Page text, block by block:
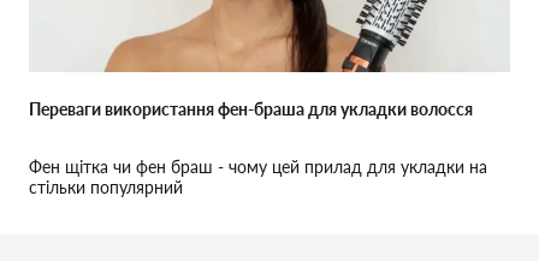
Переваги використання фен-браша для укладки волосся
Фен щітка чи фен браш - чому цей прилад для укладки на
стільки популярний